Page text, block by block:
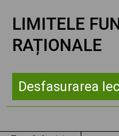
LIMITELE
RAȚIONALE
Desfasurarea